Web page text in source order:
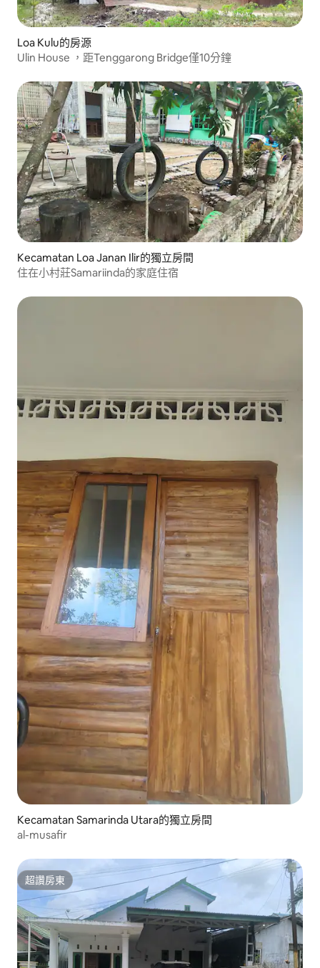
Loa Kulu的房源
Ulin House ，距Tenggarong Bridge僅10分鐘
Kecamatan Loa Janan Ilir的獨立房間
住在小村莊Samariinda的家庭住宿
Kecamatan Samarinda Utara的獨立房間
al-musafir
超讚房東
超讚房東